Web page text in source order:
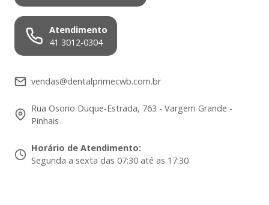
Atendimento
41 3012-0304
vendas@dentalprimecwb.com.br
Rua Osorio Duque-Estrada, 763 - Vargem Grande -
Pinhais
Horário de Atendimento:
Segunda a sexta das 07:30 até as 17:30